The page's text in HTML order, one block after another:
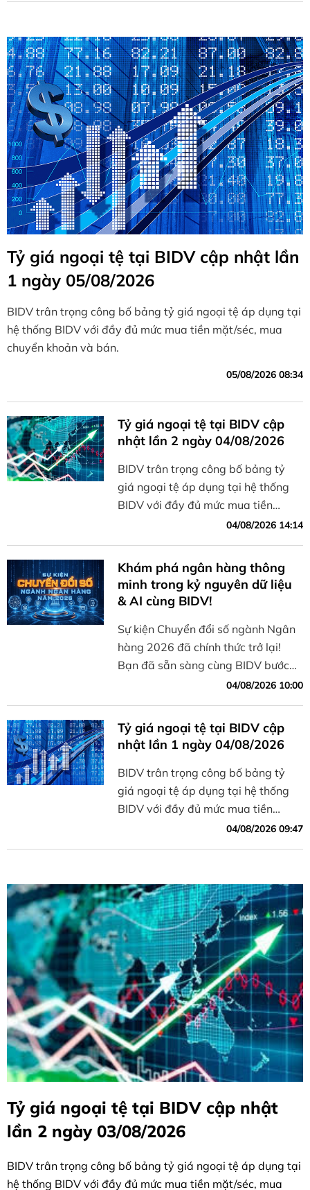
Tỷ giá ngoại tệ tại BIDV cập nhật lần
1 ngày 05/08/2026
BIDV trân trọng công bố bảng tỷ giá ngoại tệ áp dụng tại
hệ thống BIDV với đầy đủ mức mua tiền mặt/séc, mua
chuyển khoản và bán.
05/08/2026 08:34
Tỷ giá ngoại tệ tại BIDV cập
nhật lần 2 ngày 04/08/2026
BIDV trân trọng công bố bảng tỷ
giá ngoại tệ áp dụng tại hệ thống
BIDV với đầy đủ mức mua tiền
mặt/séc, mua chuyển khoản và bán.
04/08/2026 14:14
Khám phá ngân hàng thông
minh trong kỷ nguyên dữ liệu
& AI cùng BIDV!
Sự kiện Chuyển đổi số ngành Ngân
hàng 2026 đã chính thức trở lại!
Bạn đã sẵn sàng cùng BIDV bước
vào không gian công nghệ đột phá
tài chính số?
04/08/2026 10:00
Tỷ giá ngoại tệ tại BIDV cập
nhật lần 1 ngày 04/08/2026
BIDV trân trọng công bố bảng tỷ
giá ngoại tệ áp dụng tại hệ thống
BIDV với đầy đủ mức mua tiền
mặt/séc, mua chuyển khoản và bán.
04/08/2026 09:47
Tỷ giá ngoại tệ tại BIDV cập nhật
lần 2 ngày 03/08/2026
BIDV trân trọng công bố bảng tỷ giá ngoại tệ áp dụng tại
hệ thống BIDV với đầy đủ mức mua tiền mặt/séc, mua